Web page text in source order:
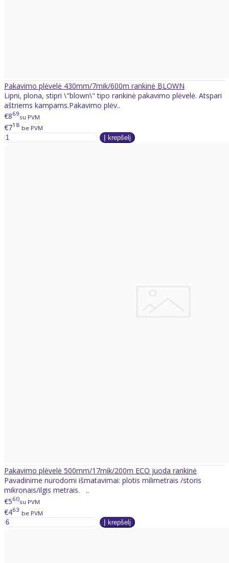
Pakavimo plėvelė 430mm/7mik/600m rankinė BLOWN
Lipni, plona, stipri \"blown\" tipo rankinė pakavimo plėvelė. Atspari
aštriems kampams.Pakavimo plėv..
€869su PVM
€718 be PVM
Pakavimo plėvelė 500mm/17mik/200m ECO juoda rankinė
Pavadinime nurodomi išmatavimai: plotis milimetrais /storis
mikronais/ilgis metrais. ..
€560su PVM
€463 be PVM